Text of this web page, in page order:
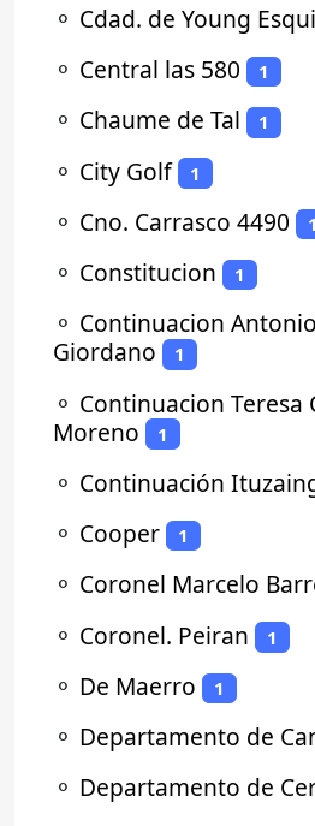
⚬ Cdad. de Young
⚬ Central las 580 1
⚬ Chaume de Tal 1
⚬ City Golf 1
⚬ Cno. Carrasco 4490 1
⚬ Constitucion 1
⚬ Continuacion
Giordano
1
⚬ Continuacion Teresa
Moreno
1
⚬ Continuación
⚬ Cooper 1
⚬ Coronel Marcelo
⚬ Coronel. Peiran 1
⚬ De Maerro 1
⚬ Departamento de
⚬ Departamento de